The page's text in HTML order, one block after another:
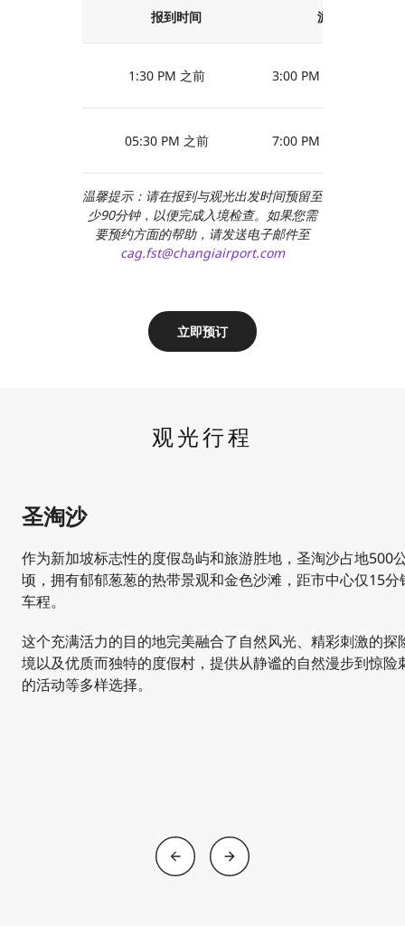
报到时间 游览时间
1:30 PM 之前 3:00 PM - 5:30 PM
05:30 PM 之前 7:00 PM - 9:30 PM
温馨提示：请在报到与观光出发时间预留至
少90分钟，以便完成入境检查。如果您需
要预约方面的帮助，请发送电子邮件至
cag.fst@changiairport.com
立即预订
观光行程
圣淘沙
作为新加坡标志性的度假岛屿和旅游胜地，圣淘沙占地500
顷，拥有郁郁葱葱的热带景观和金色沙滩，距市中心仅15分
车程。
这个充满活力的目的地完美融合了自然风光、精彩刺激的探
境以及优质而独特的度假村，提供从静谧的自然漫步到惊险
的活动等多样选择。